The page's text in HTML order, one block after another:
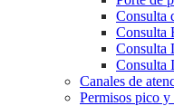
Consulta
Consulta
Consulta
Consulta
Canales de
Permisos pico y